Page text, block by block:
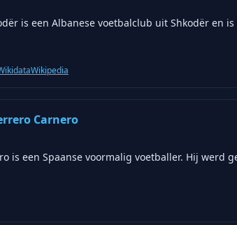
is een Albanese voetbalclub uit Shkodër en
Wikipedia
Carnero
is een Spaanse voormalig voetballer. Hij werd